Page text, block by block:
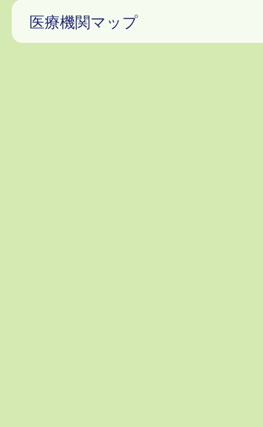
医療機関マップ